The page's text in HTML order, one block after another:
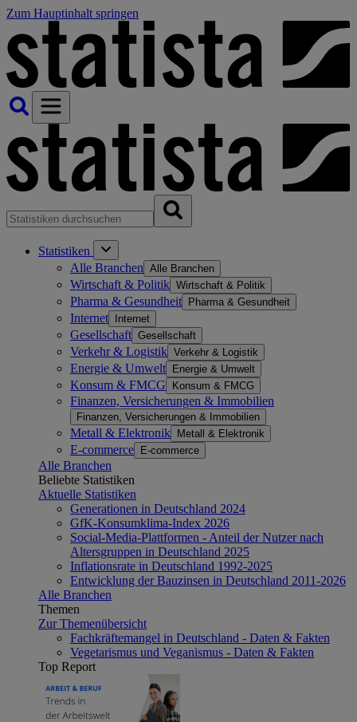
Zum Hauptinhalt springen
Statistiken
Alle Branchen Alle Branchen
Wirtschaft & Politik Wirtschaft & Politik
Pharma & Gesundheit Pharma & Gesundheit
Internet Internet
Gesellschaft Gesellschaft
Verkehr & Logistik Verkehr & Logistik
Energie & Umwelt Energie & Umwelt
Konsum & FMCG Konsum & FMCG
Finanzen, Versicherungen & Immobilien
Finanzen, Versicherungen & Immobilien
Metall & Elektronik Metall & Elektronik
E-commerce E-commerce
Alle Branchen
Beliebte Statistiken
Aktuelle Statistiken
Generationen in Deutschland 2024
GfK-Konsumklima-Index 2026
Social-Media-Plattformen - Anteil der Nutzer nach
Altersgruppen in Deutschland 2025
Inflationsrate in Deutschland 1992-2025
Entwicklung der Bauzinsen in Deutschland 2011-2026
Alle Branchen
Themen
Zur Themenübersicht
Fachkräftemangel in Deutschland - Daten & Fakten
Vegetarismus und Veganismus - Daten & Fakten
Top Report